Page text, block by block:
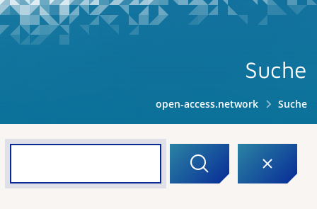
Suche
open-access.network Suche